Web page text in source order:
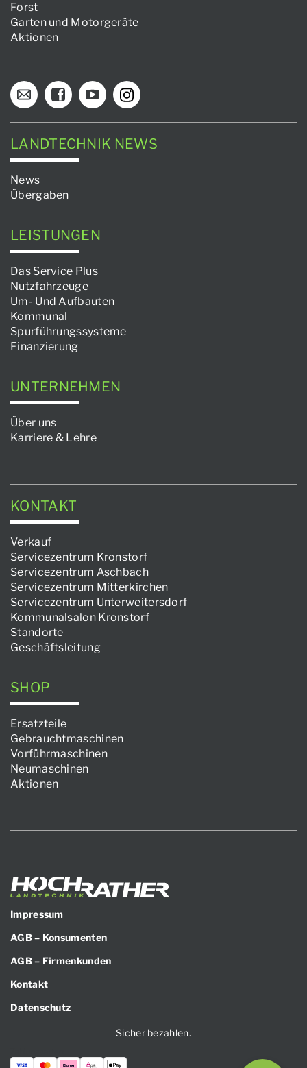
Forst
Garten und Motorgeräte
Aktionen
LANDTECHNIK NEWS
News
Übergaben
LEISTUNGEN
Das Service Plus
Nutzfahrzeuge
Um- Und Aufbauten
Kommunal
Spurführungssysteme
Finanzierung
UNTERNEHMEN
Über uns
Karriere & Lehre
KONTAKT
Verkauf
Servicezentrum Kronstorf
Servicezentrum Aschbach
Servicezentrum Mitterkirchen
Servicezentrum Unterweitersdorf
Kommunalsalon Kronstorf
Standorte
Geschäftsleitung
SHOP
Ersatzteile
Gebrauchtmaschinen
Vorführmaschinen
Neumaschinen
Aktionen
Impressum
AGB – Konsumenten
AGB – Firmenkunden
Kontakt
Datenschutz
Sicher bezahlen.